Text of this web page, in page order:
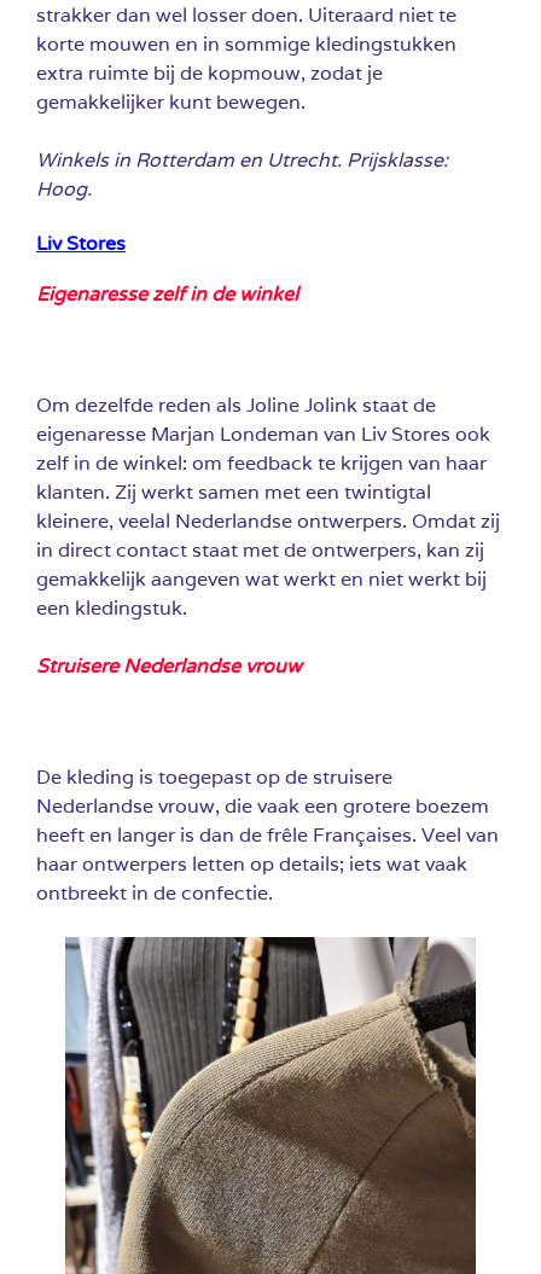
strakker dan wel losser doen. Uiteraard niet te
korte mouwen en in sommige kledingstukken
extra ruimte bij de kopmouw, zodat je
gemakkelijker kunt bewegen.
Winkels in Rotterdam en Utrecht. Prijsklasse:
Hoog.
Liv Stores
Eigenaresse zelf in de winkel
Om dezelfde reden als Joline Jolink staat de
eigenaresse Marjan Londeman van Liv Stores ook
zelf in de winkel: om feedback te krijgen van haar
klanten. Zij werkt samen met een twintigtal
kleinere, veelal Nederlandse ontwerpers. Omdat zij
in direct contact staat met de ontwerpers, kan zij
gemakkelijk aangeven wat werkt en niet werkt bij
een kledingstuk.
Struisere Nederlandse vrouw
De kleding is toegepast op de struisere
Nederlandse vrouw, die vaak een grotere boezem
heeft en langer is dan de frêle Françaises. Veel van
haar ontwerpers letten op details; iets wat vaak
ontbreekt in de confectie.